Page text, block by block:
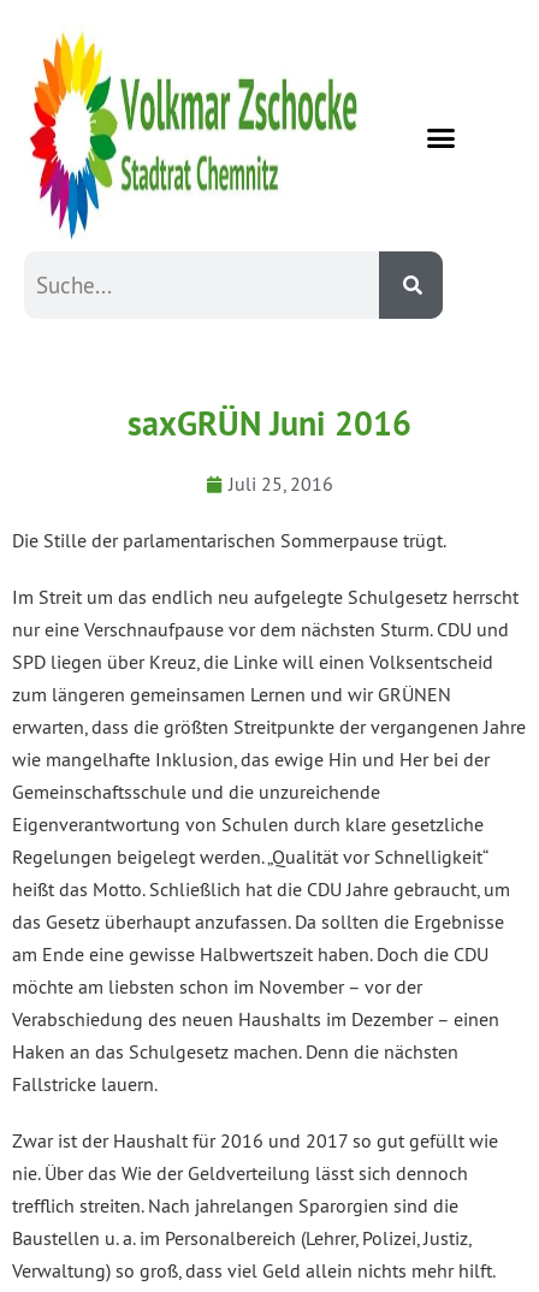
saxGRÜN Juni 2016
Juli 25, 2016
Die Stille der parlamentarischen Sommerpause trügt.
Im Streit um das endlich neu aufgelegte Schulgesetz herrscht
nur eine Verschnaufpause vor dem nächsten Sturm. CDU und
SPD liegen über Kreuz, die Linke will einen Volksentscheid
zum längeren gemeinsamen Lernen und wir GRÜNEN
erwarten, dass die größten Streitpunkte der vergangenen Jahre
wie mangelhafte Inklusion, das ewige Hin und Her bei der
Gemeinschaftsschule und die unzureichende
Eigenverantwortung von Schulen durch klare gesetzliche
Regelungen beigelegt werden. „Qualität vor Schnelligkeit“
heißt das Motto. Schließlich hat die CDU Jahre gebraucht, um
das Gesetz überhaupt anzufassen. Da sollten die Ergebnisse
am Ende eine gewisse Halbwertszeit haben. Doch die CDU
möchte am liebsten schon im November – vor der
Verabschiedung des neuen Haushalts im Dezember – einen
Haken an das Schulgesetz machen. Denn die nächsten
Fallstricke lauern.
Zwar ist der Haushalt für 2016 und 2017 so gut gefüllt wie
nie. Über das Wie der Geldverteilung lässt sich dennoch
trefflich streiten. Nach jahrelangen Sparorgien sind die
Baustellen u. a. im Personalbereich (Lehrer, Polizei, Justiz,
Verwaltung) so groß, dass viel Geld allein nichts mehr hilft.